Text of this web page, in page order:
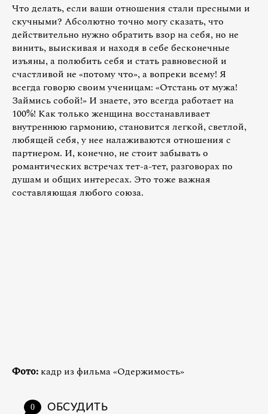
Что делать, если ваши отношения стали пресными и
скучными? Абсолютно точно могу сказать, что
действительно нужно обратить взор на себя, но не
винить, выискивая и находя в себе бесконечные
изъяны, а полюбить себя и стать равновесной и
счастливой не «потому что», а вопреки всему! Я
всегда говорю своим ученицам: «Отстань от мужа!
Займись собой!» И знаете, это всегда работает на
100%! Как только женщина восстанавливает
внутреннюю гармонию, становится легкой, светлой,
любящей себя, у нее налаживаются отношения с
партнером. И, конечно, не стоит забывать о
романтических встречах тет-а-тет, разговорах по
душам и общих интересах. Это тоже важная
составляющая любого союза.
Фото: кадр из фильма «Одержимость»
0 ОБСУДИТЬ